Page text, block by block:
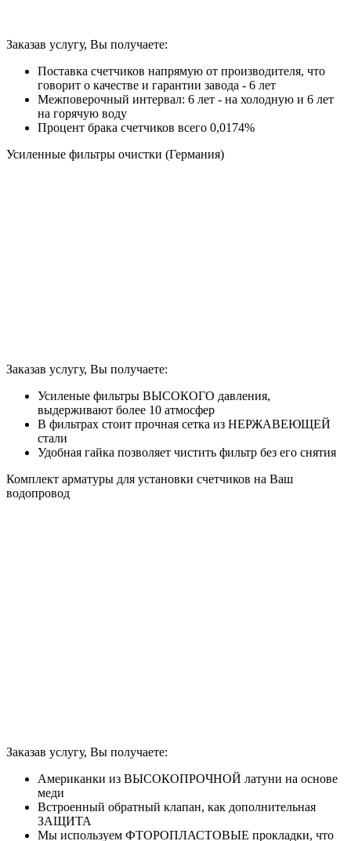
Заказав услугу, Вы получаете:
Поставка счетчиков напрямую от производителя, что
говорит о качестве и гарантии завода - 6 лет
Межповерочный интервал: 6 лет - на холодную и 6 лет
на горячую воду
Процент брака счетчиков всего 0,0174%
Усиленные фильтры очистки (Германия)
Заказав услугу, Вы получаете:
Усиленые фильтры ВЫСОКОГО давления,
выдерживают более 10 атмосфер
В фильтрах стоит прочная сетка из НЕРЖАВЕЮЩЕЙ
стали
Удобная гайка позволяет чистить фильтр без его снятия
Комплект арматуры для установки счетчиков на Ваш
водопровод
Заказав услугу, Вы получаете:
Американки из ВЫСОКОПРОЧНОЙ латуни на основе
меди
Встроенный обратный клапан, как дополнительная
ЗАЩИТА
Мы используем ФТОРОПЛАСТОВЫЕ прокладки, что